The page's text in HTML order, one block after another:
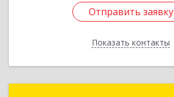
Отправить заявку
Показать контакты
Отправить заявку
Назад